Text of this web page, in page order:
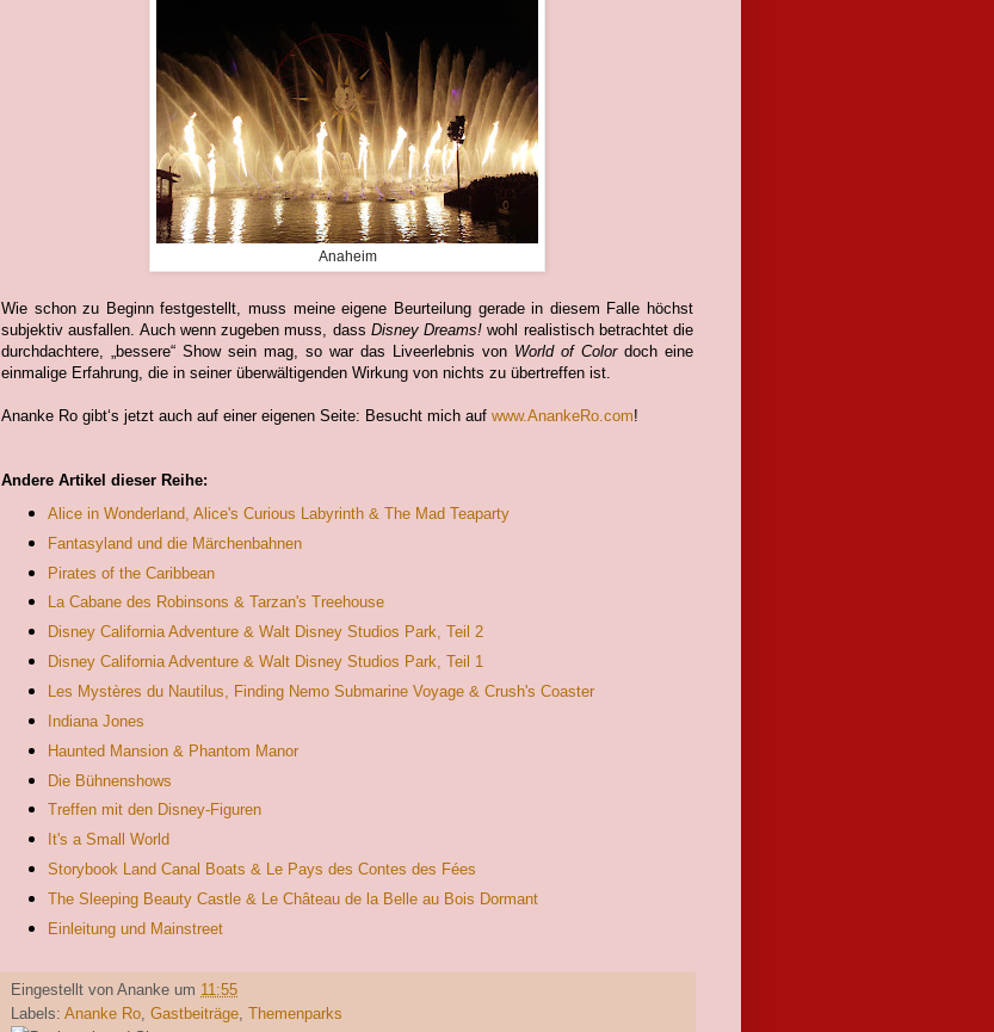
Anaheim
Wie schon zu Beginn festgestellt, muss meine eigene Beurteilung gerade in diesem Falle höchst
subjektiv ausfallen. Auch wenn zugeben muss, dass Disney Dreams! wohl realistisch betrachtet die
durchdachtere, „bessere“ Show sein mag, so war das Liveerlebnis von World of Colordoch eine
einmalige Erfahrung, die in seiner überwältigenden Wirkung von nichts zu übertreffen ist.
Ananke Ro gibt‘s jetzt auch auf einer eigenen Seite: Besucht mich auf www.AnankeRo.com!
Andere Artikel dieser Reihe:
Alice in Wonderland, Alice's Curious Labyrinth & The Mad Teaparty
Fantasyland und die Märchenbahnen
Pirates of the Caribbean
La Cabane des Robinsons & Tarzan's Treehouse
Disney California Adventure & Walt Disney Studios Park, Teil 2
Disney California Adventure & Walt Disney Studios Park, Teil 1
Les Mystères du Nautilus, Finding Nemo Submarine Voyage & Crush's Coaster
Indiana Jones
Haunted Mansion & Phantom Manor
Die Bühnenshows
Treffen mit den Disney-Figuren
It's a Small World
Storybook Land Canal Boats & Le Pays des Contes des Fées
The Sleeping Beauty Castle & Le Château de la Belle au Bois Dormant
Einleitung und Mainstreet
Eingestellt von Ananke um 11:55
Labels: Ananke Ro, Gastbeiträge, Themenparks